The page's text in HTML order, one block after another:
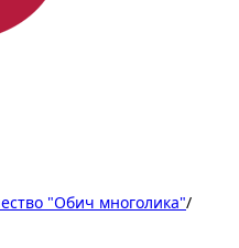
"Обич многолика"/